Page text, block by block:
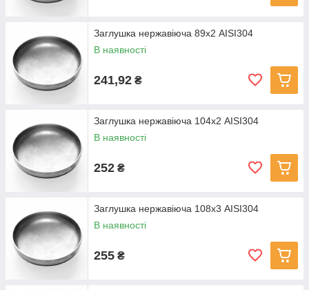
Заглушка нержавіюча 89х2 AISI304
В наявності
241,92 ₴
Заглушка нержавіюча 104х2 AISI304
В наявності
252 ₴
Заглушка нержавіюча 108х3 AISI304
В наявності
255 ₴